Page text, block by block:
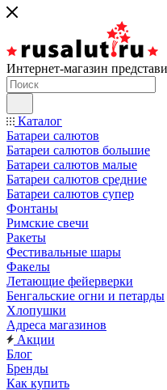
Интернет-магазин
Каталог
Батареи салютов
Батареи салютов большие
Батареи салютов малые
Батареи салютов средние
Батареи салютов супер
Фонтаны
Римские свечи
Ракеты
Фестивальные шары
Факелы
Летающие фейерверки
Бенгальские огни и петарды
Хлопушки
Адреса магазинов
Акции
Блог
Бренды
Как купить